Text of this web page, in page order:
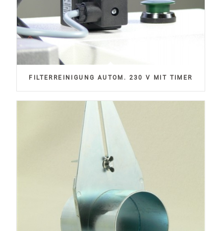
FILTERREINIGUNG AUTOM. 230 V MIT TIMER